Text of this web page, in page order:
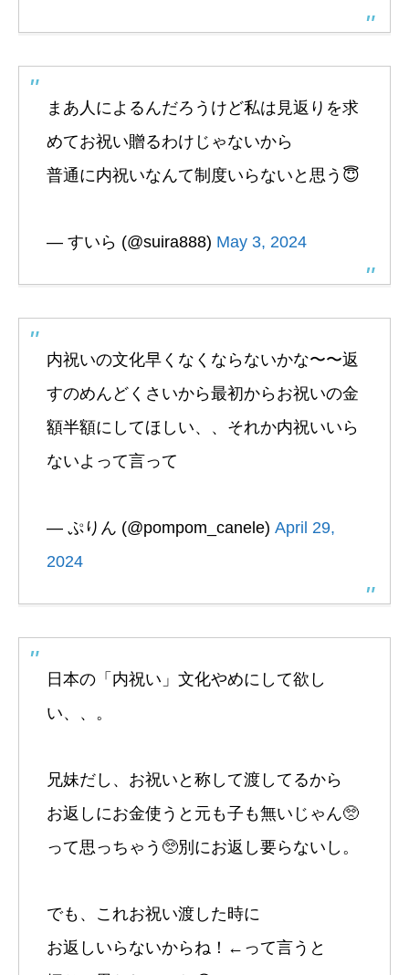
まあ人によるんだろうけど私は見返りを求
めてお祝い贈るわけじゃないから
普通に内祝いなんて制度いらないと思う😇
— すいら (@suira888) May 3, 2024
内祝いの文化早くなくならないかな〜〜返
すのめんどくさいから最初からお祝いの金
額半額にしてほしい、、それか内祝いいら
ないよって言って
— ぷりん (@pompom_canele) April 29,
2024
日本の「内祝い」文化やめにして欲し
い、、。
兄妹だし、お祝いと称して渡してるから
お返しにお金使うと元も子も無いじゃん🥺
って思っちゃう🥺別にお返し要らないし。
でも、これお祝い渡した時に
お返しいらないからね！←って言うと